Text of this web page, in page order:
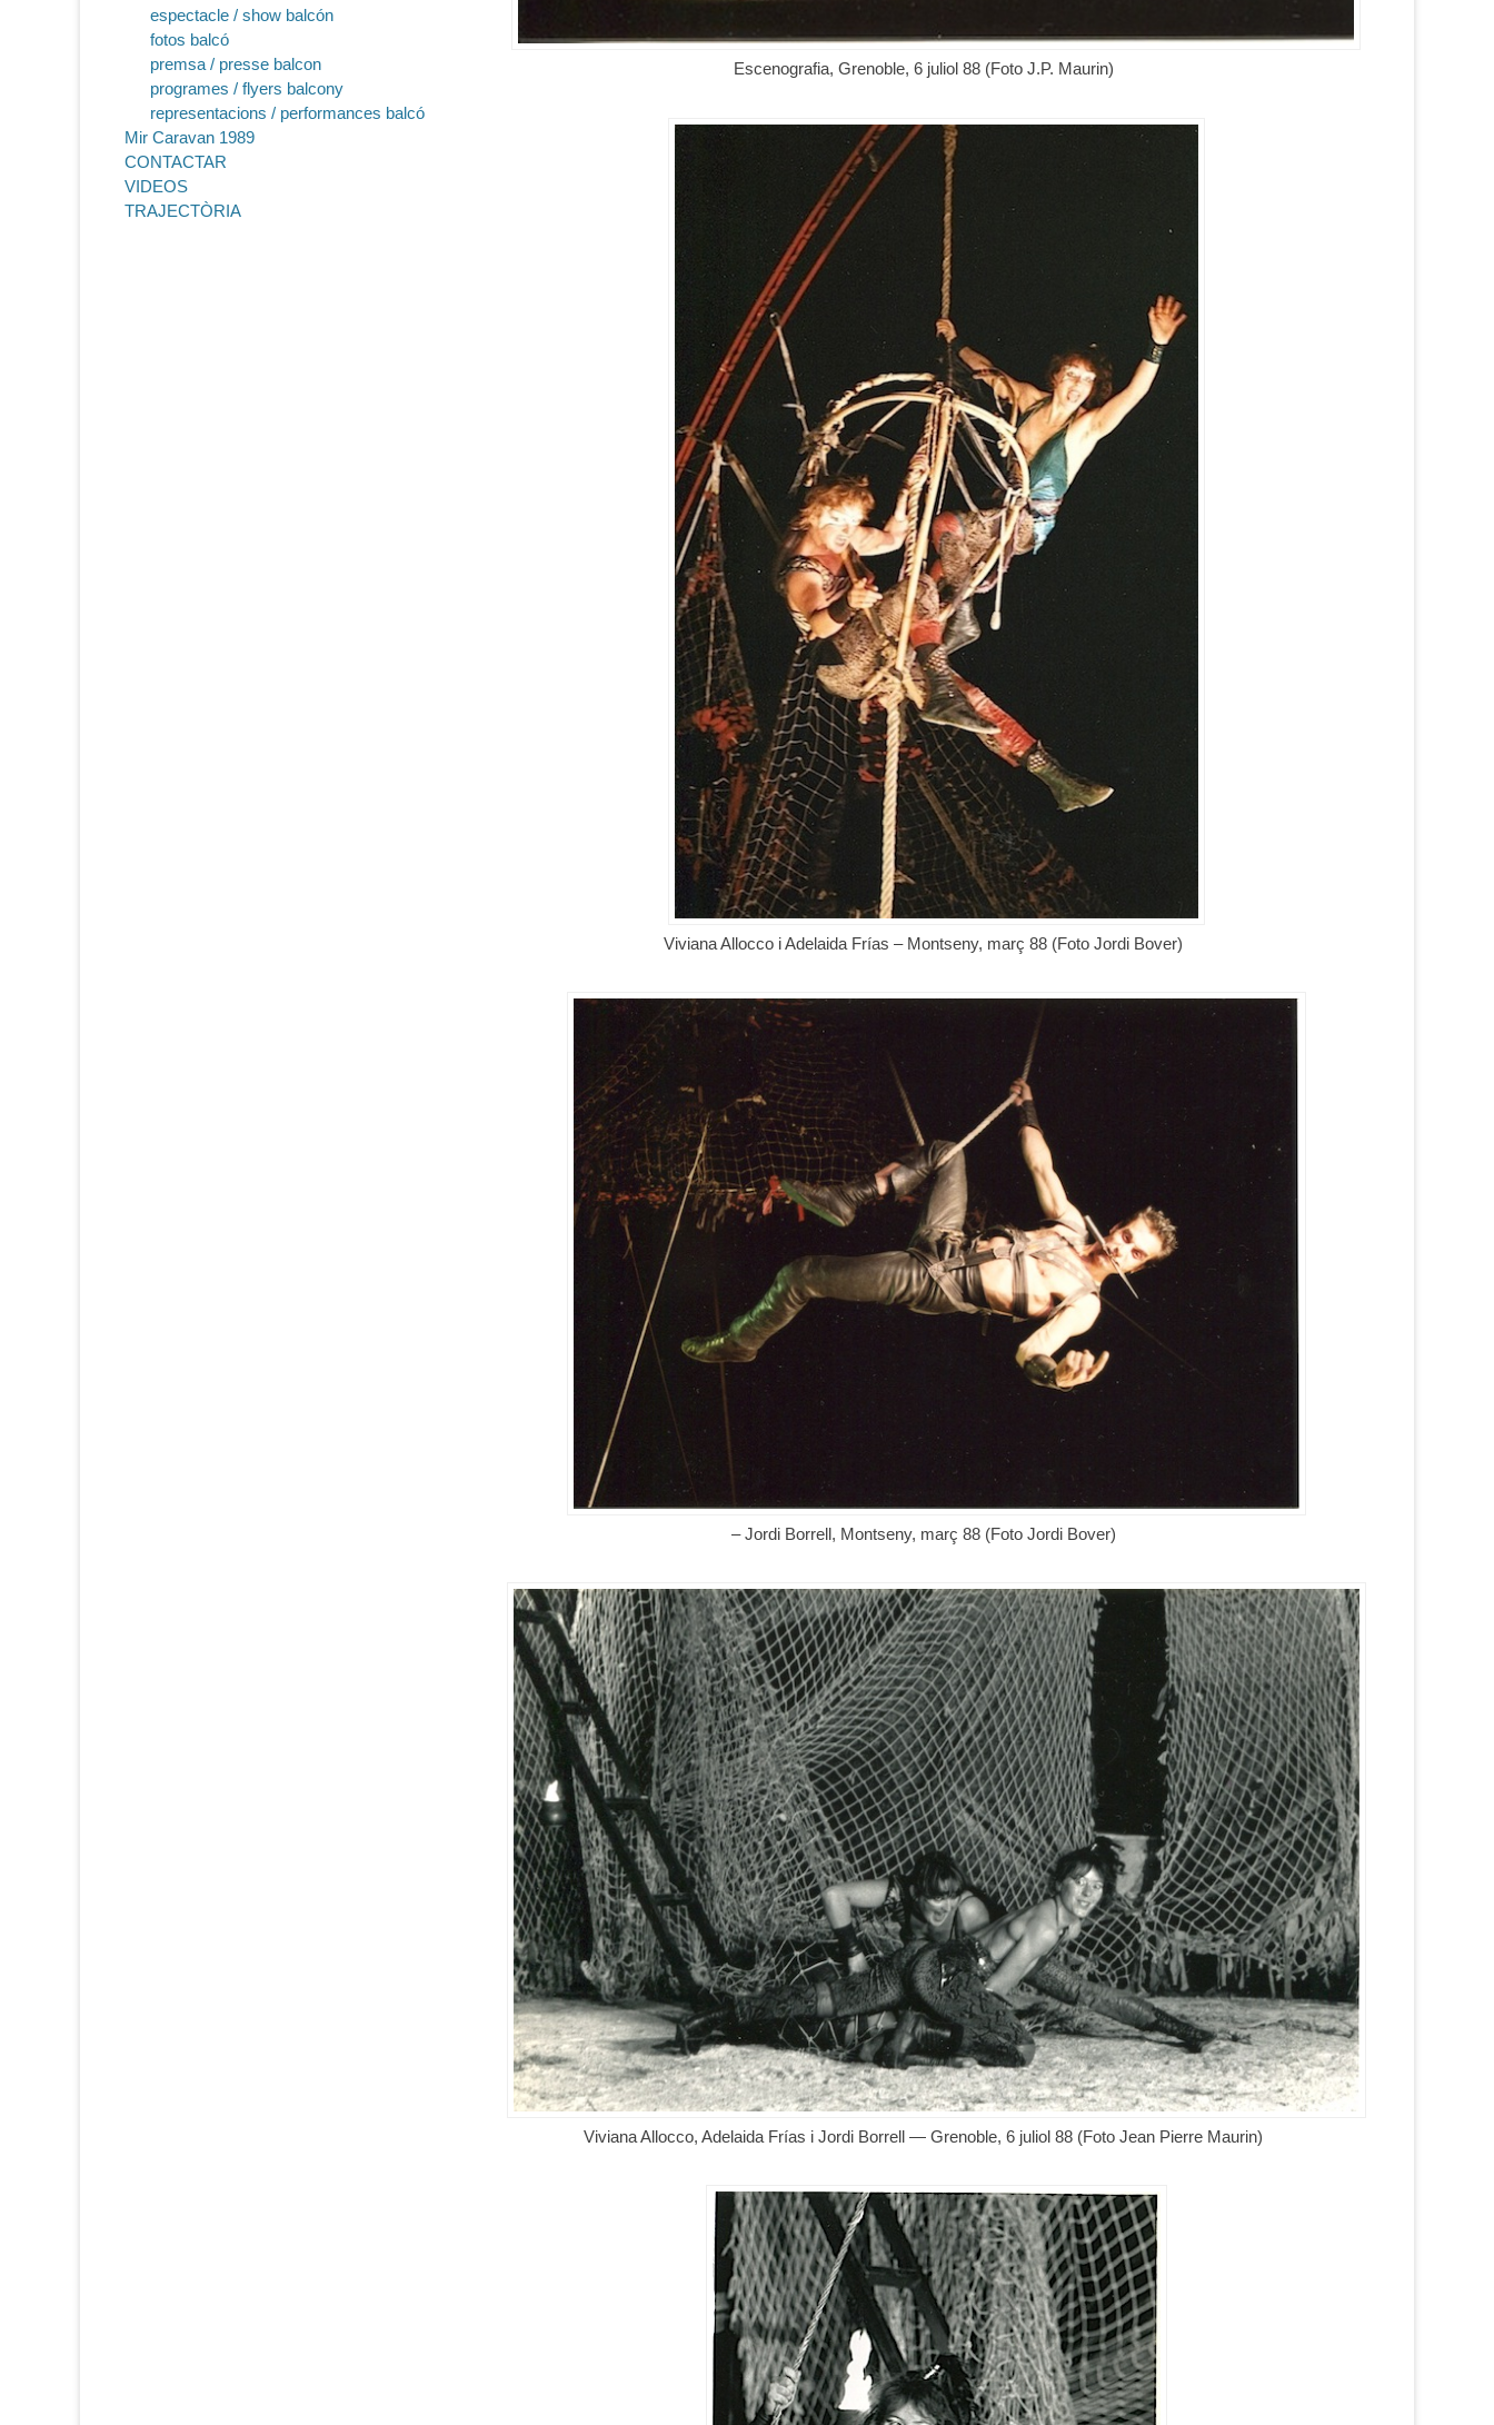
Escenografia, Grenoble, 6 juliol 88 (Foto J.P. Maurin)
Viviana Allocco i Adelaida Frías – Montseny, març 88 (Foto Jordi Bover)
– Jordi Borrell, Montseny, març 88 (Foto Jordi Bover)
Viviana Allocco, Adelaida Frías i Jordi Borrell — Grenoble, 6 juliol 88 (Foto Jean Pierre Maurin)
espectacle / show balcón
fotos balcó
premsa / presse balcon
programes / flyers balcony
representacions / performances balcó
Mir Caravan 1989
CONTACTAR
VIDEOS
TRAJECTÒRIA